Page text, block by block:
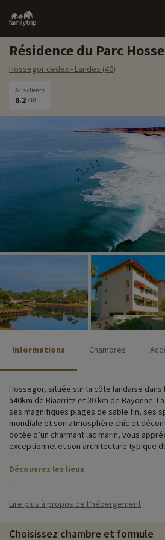
Family
trip
Résidence du Parc
Hossegor cedex - Landes (40)
Avis clients
8.2 /10
Informations Chambres
Hossegor, située sur la côte landaise
à40km de Biaarritz et 30 km de Bayonne.
ses magnifiques plages de sable fin, ses
mondiale et son atmosphère chic et
dotée d’un charmant lac marin, vous
exceptionnel et son architecture typique
Découvrez les lieux
plage du Lac Marin et à deux pas du Golf
commerces et restaurants où goûter les
Lire plus à propos de l’hébergement
Choisissez chambre et formule